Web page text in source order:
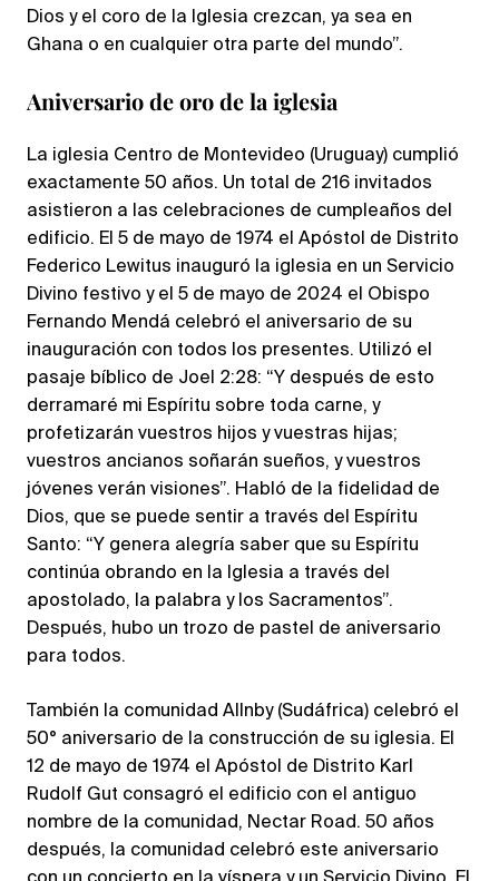
Dios y el coro de la Iglesia crezcan, ya sea en
Ghana o en cualquier otra parte del mundo”.
Aniversario de oro de la iglesia
La iglesia Centro de Montevideo (Uruguay) cumplió
exactamente 50 años. Un total de 216 invitados
asistieron a las celebraciones de cumpleaños del
edificio. El 5 de mayo de 1974 el Apóstol de Distrito
Federico Lewitus inauguró la iglesia en un Servicio
Divino festivo y el 5 de mayo de 2024 el Obispo
Fernando Mendá celebró el aniversario de su
inauguración con todos los presentes. Utilizó el
pasaje bíblico de Joel 2:28: “Y después de esto
derramaré mi Espíritu sobre toda carne, y
profetizarán vuestros hijos y vuestras hijas;
vuestros ancianos soñarán sueños, y vuestros
jóvenes verán visiones”. Habló de la fidelidad de
Dios, que se puede sentir a través del Espíritu
Santo: “Y genera alegría saber que su Espíritu
continúa obrando en la Iglesia a través del
apostolado, la palabra y los Sacramentos”.
Después, hubo un trozo de pastel de aniversario
para todos.
También la comunidad Allnby (Sudáfrica) celebró el
50° aniversario de la construcción de su iglesia. El
12 de mayo de 1974 el Apóstol de Distrito Karl
Rudolf Gut consagró el edificio con el antiguo
nombre de la comunidad, Nectar Road. 50 años
después, la comunidad celebró este aniversario